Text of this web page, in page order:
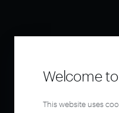
Welcome
This website uses